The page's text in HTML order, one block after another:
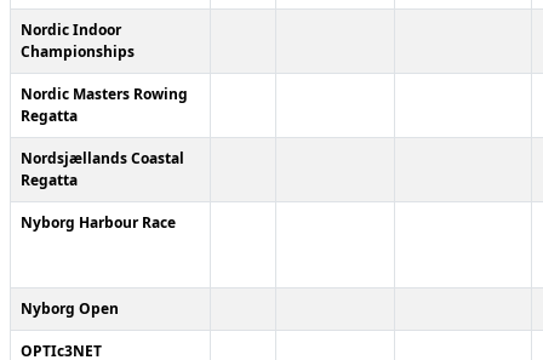
Nordic Indoor
Championships
Nordic Masters Rowing
Regatta
Nordsjællands Coastal
Regatta
Nyborg Harbour Race
Nyborg Open
OPTIc3NET